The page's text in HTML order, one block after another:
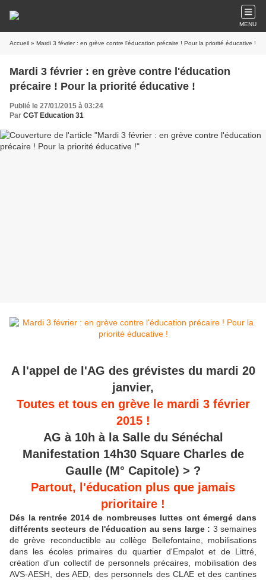
MENU
Accueil » Mardi 3 février : en grève contre l'éducation précaire ! Pour la priorité éducative !
Mardi 3 février : en grève contre l'éducation
précaire ! Pour la priorité éducative !
Publié le 27/01/2015 à 03:24
Par CGT Education 31
A l'appel de l'AG des grévistes du mardi 20
janvier,
Toutes et tous en grève le mardi 3 février
2015 !
AG à 10h à la Salle du Sénéchal
Manifestation 14h30 Square Charles de
Gaulle (M° Capitole) > ?
Partout, l'éducation plus que jamais
prioritaire !
Dés la rentrée 2014 de nombreuses luttes ont émergé dans
différents secteurs de l'éducation au sens large : 3 semaines
de grève reconductible au collège Bellefontaine, mobilisations
dans les écoles primaires du quartier d'Empalot et de Littré,
création d'un collectif de personnels précaires, mobilisation des
AVS-AESH, des AED, des personnels des CLAE et des cantines